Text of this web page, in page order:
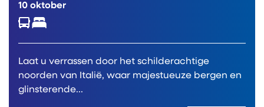
10 oktober
Laat u verrassen door het schilderachtige
noorden van Italië, waar majestueuze bergen en
glinsterende...